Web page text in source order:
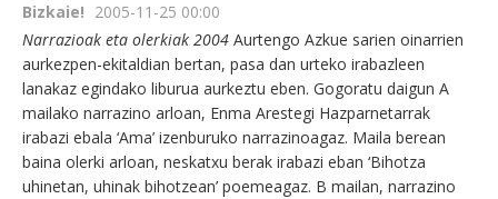
Bizkaie! 2005-11-25 00:00
Narrazioak eta olerkiak 2004 Aurtengo Azkue sarien oinarrien
aurkezpen-ekitaldian bertan, pasa dan urteko irabazleen
lanakaz egindako liburua aurkeztu eben. Gogoratu daigun A
mailako narrazino arloan, Enma Arestegi Hazparnetarrak
irabazi ebala ‘Ama’ izenburuko narrazinoagaz. Maila berean
baina olerki arloan, neskatxu berak irabazi eban ‘Bihotza
uhinetan, uhinak bihotzean’ poemeagaz. B mailan, narrazino